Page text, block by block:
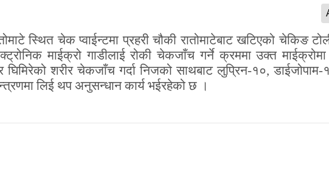
स्थित चेक प्वाईन्टमा प्रहरी चौकी रातोमाटेबाट खटिएको चेकिङ
माईक्रो गाडीलाई रोकी चेकजाँच गर्ने क्रममा उक्त माईक्रोमा
घिमिरेको शरीर चेकजाँच गर्दा निजको साथबाट लुप्रिन-१०,
लिई थप अनुसन्धान कार्य भईरहेको छ ।